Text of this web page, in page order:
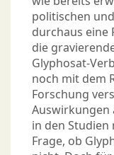
politischen
durchaus eine
die
Glyphosat-
noch mit dem
Forschung
Auswirkungen
in den
Frage, ob